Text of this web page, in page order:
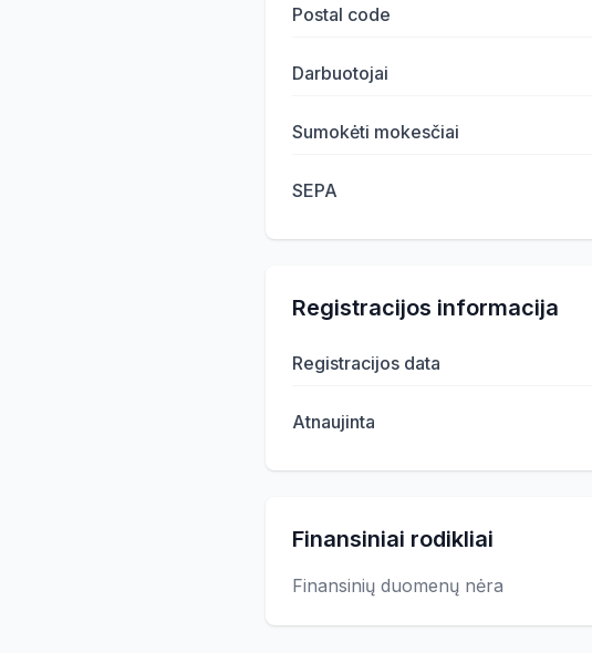
Postal code
Darbuotojai
Sumokėti mokesčiai
SEPA
Registracijos informacija
Registracijos data
Atnaujinta
Finansiniai rodikliai
Finansinių duomenų nėra